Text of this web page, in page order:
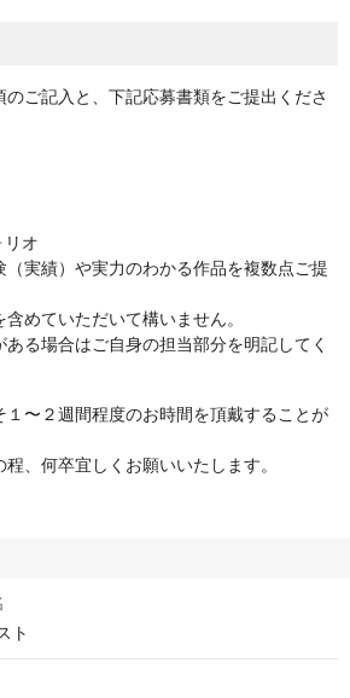
ご記入と、下記応募書類をご提出くださ
オ
実績）や実力のわかる作品を複数点ご提
ていただいて構いません。
場合はご自身の担当部分を明記してく
１〜２週間程度のお時間を頂戴することが
、何卒宜しくお願いいたします。
ト